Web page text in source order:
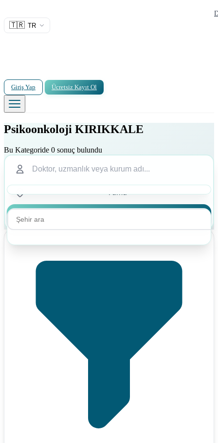
🇹🇷 TR
Giriş Yap Ücretsiz Kayıt Ol
Psikoonkoloji KIRIKKALE
Bu Kategoride 0 sonuç bulundu